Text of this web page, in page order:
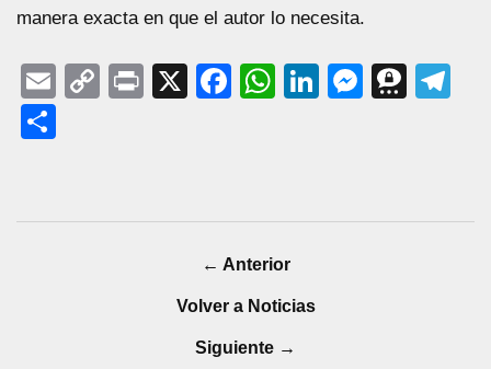
manera exacta en que el autor lo necesita.
EmailCopyPrint
X Facebook
WhatsApp
LinkedIn
← Anterior
Volver a Noticias
Siguiente →